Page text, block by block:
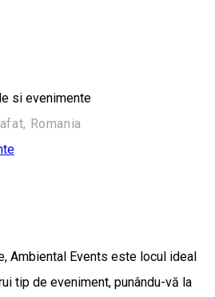
si evenimente
Romania
Ambiental Events este locul ideal
tip de eveniment, punându-vă la